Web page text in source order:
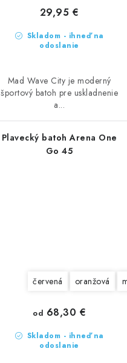
Skladom - ihneď na
odoslanie
29,95 €
Mad Wave City je moderný
športový batoh pre uskladnenie
a...
Plavecký batoh Arena One
Go 45
červená oranžová
Skladom - ihneď na
odoslanie
od 68,30 €